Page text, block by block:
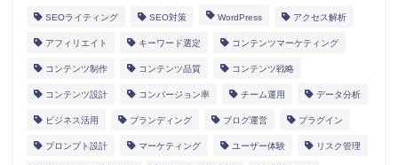
SEOライティング SEO対策 WordPress アクセス解析
アフィリエイト キーワード選定 コンテンツマーケティング
コンテンツ制作 コンテンツ品質 コンテンツ戦略
コンテンツ設計 コンバージョン率 チーム運用 データ分析
ビジネス活用 ブランディング ブログ運営 プラグイン
プロンプト設計 マーケティング ユーザー体験 リスク管理